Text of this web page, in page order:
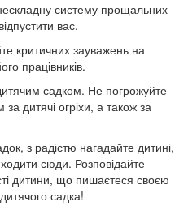
систему прощальних
вас.
критичних зауважень на
працівників.
садком. Не погрожуйте
дитячі огріхи, а також за
з радістю нагадайте дитині,
сюди. Розповідайте
дитини, що пишаєтеся своєю
садка!